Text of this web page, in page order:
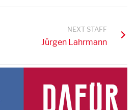
NEXT STAFF
Jürgen Lahrmann